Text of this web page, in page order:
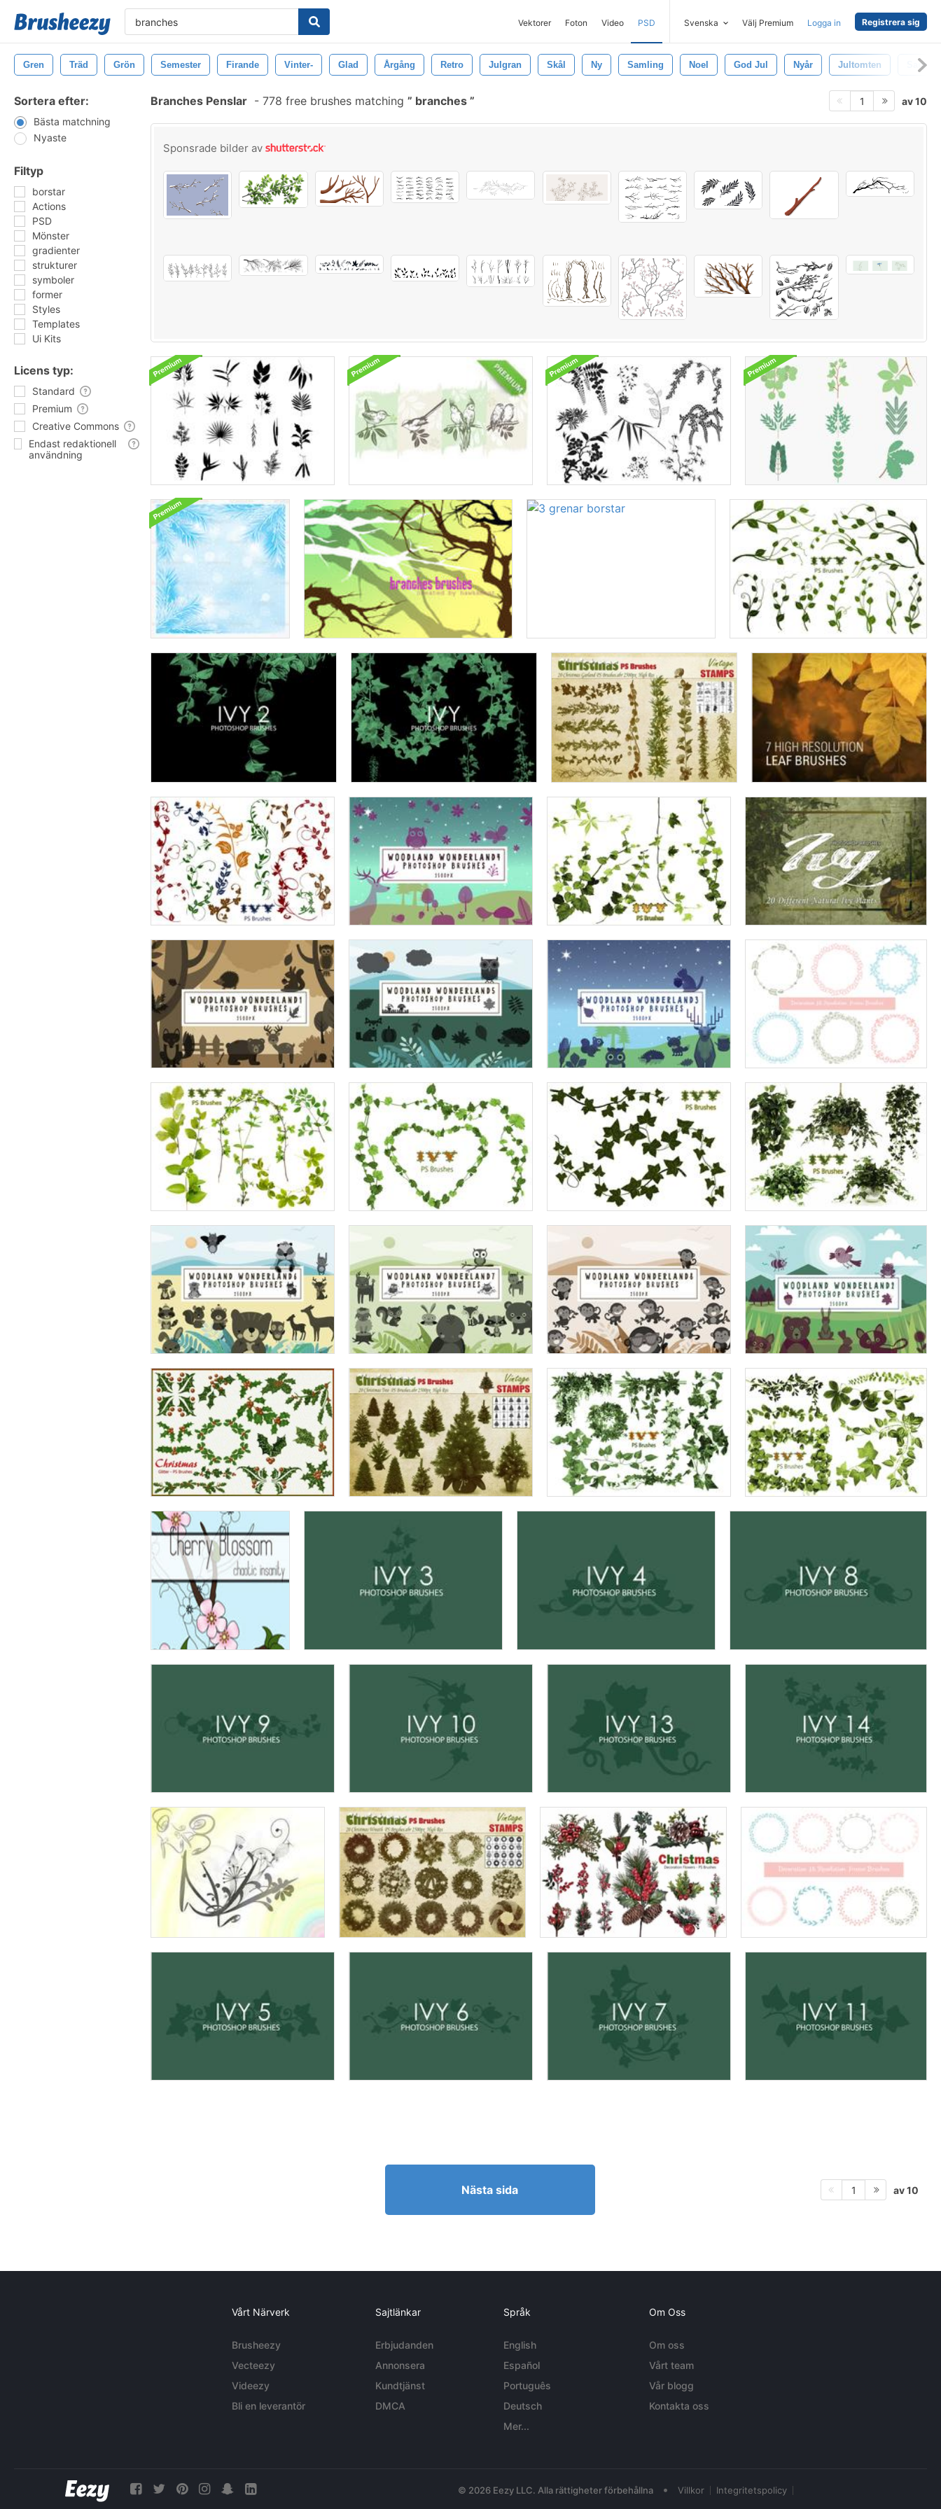
Vektorer Foton Video PSD Svenska Välj Premium Logga in Registrera sig
Gren Träd Grön Semester Firande Vinter- Glad Årgång Retro Julgran Skål Ny Samling Noel God Jul Nyår Jultomten Santa
Sortera efter:
Bästa matchning
Nyaste
Filtyp
borstar
Actions
PSD
Mönster
gradienter
strukturer
symboler
former
Styles
Templates
Ui Kits
Licens typ:
Standard
Premium
Creative Commons
Endast redaktionell
användning
Branches Penslar - 778 free brushes matching branches 1 av 10
Sponsrade bilder av
Nästa sida 1 av 10
Vårt Närverk
Brusheezy
Vecteezy
Videezy
Bli en leverantör
Sajtlänkar
Erbjudanden
Annonsera
Kundtjänst
DMCA
Språk
English
Español
Português
Deutsch
Mer...
Om Oss
Om oss
Vårt team
Vår blogg
Kontakta oss
© 2026 Eezy LLC. Alla rättigheter förbehållna • Villkor Integritetspolicy